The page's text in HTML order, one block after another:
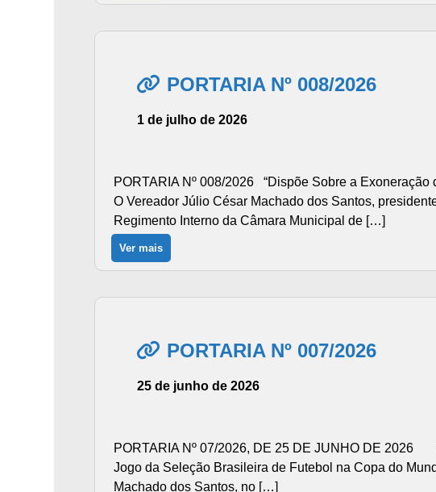
PORTARIA Nº 008/2026
1 de julho de 2026
PORTARIA Nº 008/2026 “Dispõe Sobre a
O Vereador Júlio César Machado dos Santos,
Regimento Interno da Câmara Municipal de […]
Ver mais
PORTARIA Nº 007/2026
25 de junho de 2026
PORTARIA Nº 07/2026, DE 25 DE JUNHO DE 2026
Jogo da Seleção Brasileira de Futebol na Copa do
Machado dos Santos, no […]